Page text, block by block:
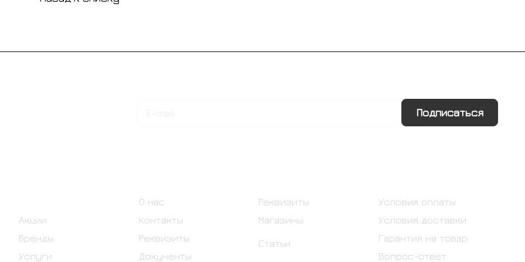
Подписаться
Акции
Бренды
Услуги
О нас
Контакты
Реквизиты
Документы
Реквизиты
Магазины
Статьи
Условия оплаты
Условия доставки
Гарантия на товар
Вопрос-ответ